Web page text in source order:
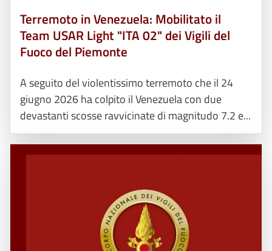
Terremoto in Venezuela: Mobilitato il
Team USAR Light "ITA 02" dei Vigili del
Fuoco del Piemonte
A seguito del violentissimo terremoto che il 24
giugno 2026 ha colpito il Venezuela con due
devastanti scosse ravvicinate di magnitudo 7.2 e...